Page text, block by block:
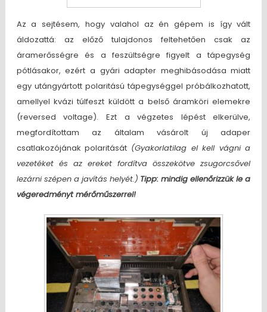
Az a sejtésem, hogy valahol az én gépem is így vált
áldozattá: az előző tulajdonos feltehetően csak az
áramerősségre és a feszültségre figyelt a tápegység
pótlásakor, ezért a gyári adapter meghibásodása miatt
egy utángyártott polaritású tápegységgel próbálkozhatott,
amellyel kvázi túlfeszt küldött a belső áramköri elemekre
(reversed voltage). Ezt a végzetes lépést elkerülve,
megfordítottam az általam vásárolt új adaper
csatlakozójának polaritását (Gyakorlatilag el kell vágni a
vezetéket és az ereket fordítva összekötve zsugorcsővel
lezárni szépen a javítás helyét.) Tipp: mindig ellenőrizzük le a
végeredményt mérőműszerrel!